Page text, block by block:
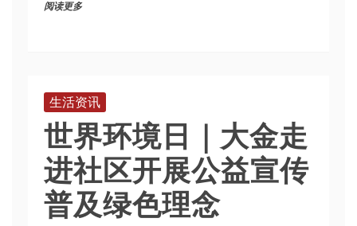
阅读更多
生活资讯
世界环境日｜大金走
进社区开展公益宣传
普及绿色理念